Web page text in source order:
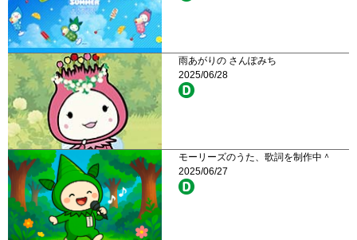
雨あがりの さんぽみち
2025/06/28
モーリーズのうた、歌詞を制作中＾
2025/06/27